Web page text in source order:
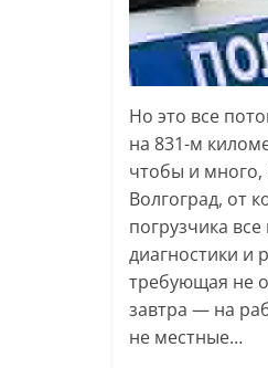
Но это все
на 831-м
чтобы и
Волгоград, от
погрузчика
диагностики и
требующая не
завтра — на
не местные…